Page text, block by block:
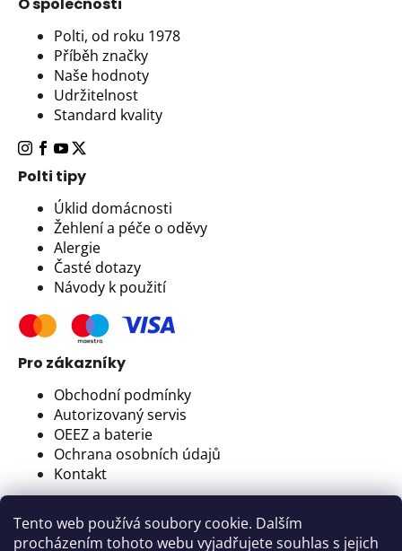
Tento web používá soubory cookie. Dalším
procházením tohoto webu vyjadřujete souhlas s jejich
Polti, od roku 1978
Příběh značky
Naše hodnoty
Udržitelnost
Standard kvality
Polti tipy
Úklid domácnosti
Žehlení a péče o oděvy
Alergie
Časté dotazy
Návody k použití
Pro zákazníky
Obchodní podmínky
Autorizovaný servis
OEEZ a baterie
Ochrana osobních údajů
Kontakt
Newsletter
Nejlepší tipy pro úklid a organizaci domova, to